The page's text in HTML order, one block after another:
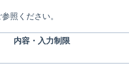
照ください。
内容・入力制限